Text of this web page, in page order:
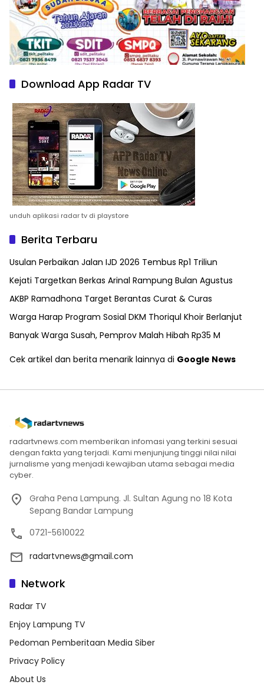
Download App Radar TV
unduh aplikasi radar tv di playstore
Berita Terbaru
Usulan Perbaikan Jalan IJD 2026 Tembus Rp1 Triliun
Kejati Targetkan Berkas Arinal Rampung Bulan Agustus
AKBP Ramadhona Target Berantas Curat & Curas
Warga Harap Program Sosial DKM Thoriqul Khoir Berlanjut
Banyak Warga Susah, Pemprov Malah Hibah Rp35 M
Cek artikel dan berita menarik lainnya di Google News
radartvnews.com memberikan infomasi yang terkini sesuai
dengan fakta yang terjadi. Kami menjunjung tinggi nilai nilai
jurnalisme yang menjadi kewajiban utama sebagai media
cyber.
Graha Pena Lampung. Jl. Sultan Agung no 18 Kota
Sepang Bandar Lampung
0721-5610022
radartvnews@gmail.com
Network
Radar TV
Enjoy Lampung TV
Pedoman Pemberitaan Media Siber
Privacy Policy
About Us